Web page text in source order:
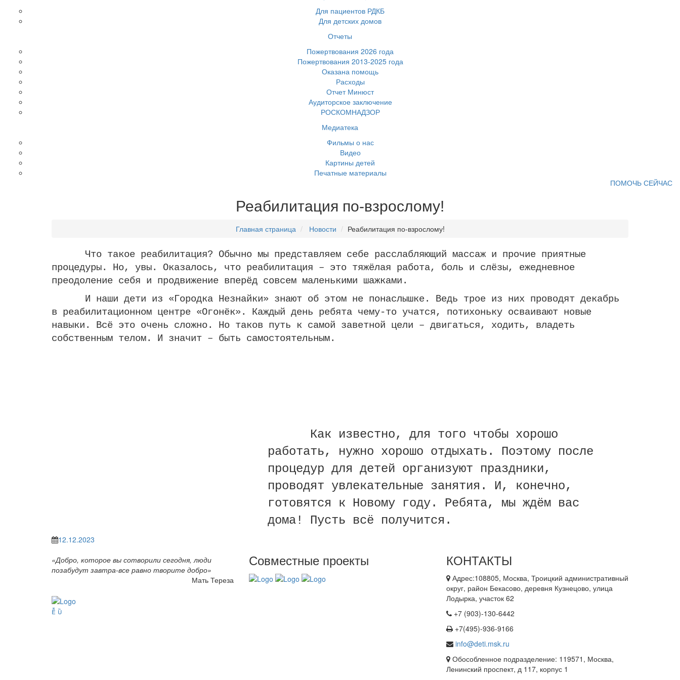
Для пациентов РДКБ
Для детских домов
Отчеты
Пожертвования 2026 года
Пожертвования 2013-2025 года
Оказана помощь
Расходы
Отчет Минюст
Аудиторское заключение
РОСКОМНАДЗОР
Медиатека
Фильмы о нас
Видео
Картины детей
Печатные материалы
ПОМОЧЬ СЕЙЧАС
Реабилитация по-взрослому!
Главная страница Новости Реабилитация по-взрослому!
Что такое реабилитация? Обычно мы представляем себе расслабляющий массаж и прочие приятные
процедуры. Но, увы. Оказалось, что реабилитация – это тяжёлая работа, боль и слёзы, ежедневное
преодоление себя и продвижение вперёд совсем маленькими шажками.
И наши дети из «Городка Незнайки» знают об этом не понаслышке. Ведь трое из них проводят декабрь
в реабилитационном центре «Огонёк». Каждый день ребята чему-то учатся, потихоньку осваивают новые
навыки. Всё это очень сложно. Но таков путь к самой заветной цели – двигаться, ходить, владеть
собственным телом. И значит – быть самостоятельным.
Как известно, для того чтобы хорошо
работать, нужно хорошо отдыхать. Поэтому после
процедур для детей организуют праздники,
проводят увлекательные занятия. И, конечно,
готовятся к Новому году. Ребята, мы ждём вас
дома! Пусть всё получится.
12.12.2023
«Добро, которое вы сотворили сегодня, люди
позабудут завтра-все равно творите добро»
Мать Тереза
Совместные проекты КОНТАКТЫ
Адрес:108805, Москва, Троицкий административный
округ, район Бекасово, деревня Кузнецово, улица
Лодырка, участок 62
+7 (903)-130-6442
+7(495)-936-9166
info@deti.msk.ru
Обособленное подразделение: 119571, Москва,
Ленинский проспект, д 117, корпус 1